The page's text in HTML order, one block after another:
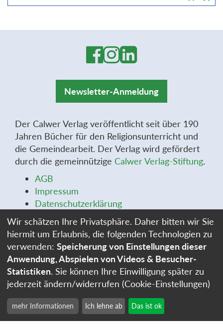
Newsletter-Anmeldung
Der Calwer Verlag veröffentlicht seit über 190
Jahren Bücher für den Religionsunterricht und
die Gemeindearbeit. Der Verlag wird gefördert
durch die gemeinnützige Calwer Verlag-Stiftung.
AGB
Impressum
Datenschutzerklärung
Widerrufsbelehrung
Widerrufsformular
Stellenangebote
Cookie-Einstellungen
Wir schätzen Ihre Privatsphäre. Daher bitten wir Sie
hiermit um Erlaubnis, die folgenden Technologien zu
verwenden: Speicherung von Einstellungen dieser
Anwendung, Abspielen von Videos & Besucher-
Statistiken. Sie können Ihre Einwilligung später zu
jederzeit ändern/widerrufen (Cookie-Einstellungen)
mehr Informationen Ich lehne ab Das ist ok